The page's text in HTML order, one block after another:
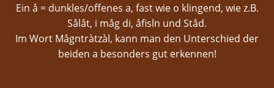
Ein å = dunkles/offenes a, fast wie o klingend, wie z.B.
Sålåt, i måg di, åfisln und Ståd.
Im Wort Mågntràtzàl, kann man den Unterschied der
beiden a besonders gut erkennen!